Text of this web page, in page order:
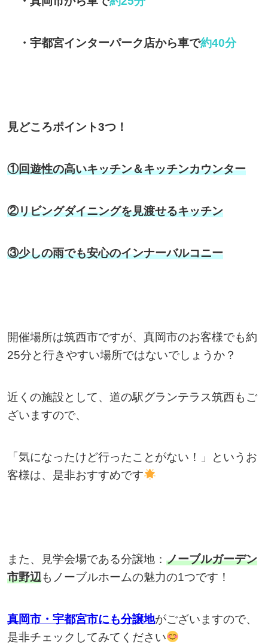
・宇都宮インターパーク店から車で約40分
見どころポイント3つ！
①回遊性の高いキッチン＆キッチンカウンター
②リビングダイニングを見渡せるキッチン
③少しの雨でも安心のインナーバルコニー
開催場所は筑西市ですが、真岡市のお客様でも約
25分と行きやすい場所ではないでしょうか？
近くの施設として、道の駅グランテラス筑西もご
ざいますので、
「気になったけど行ったことがない！」というお
客様は、是非おすすめです
また、見学会場である分譲地： ノーブルガーデン
市野辺もノーブルホームの魅力の1つです！
真岡市・宇都宮市にも分譲地がございますので、
是非チェックしてみてください